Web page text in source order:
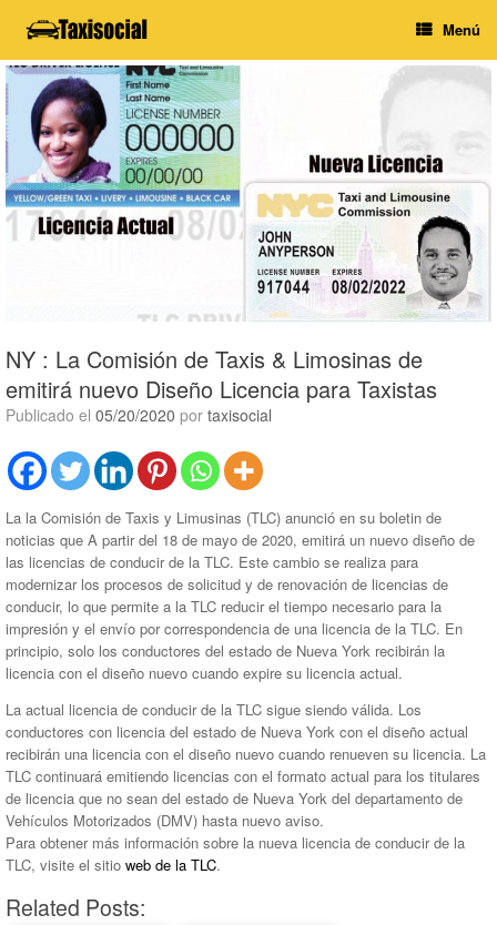
Menú
NY : La Comisión de Taxis & Limosinas de
emitirá nuevo Diseño Licencia para Taxistas
Publicado el 05/20/2020 por taxisocial
La la Comisión de Taxis y Limusinas (TLC) anunció en su boletin de
noticias que A partir del 18 de mayo de 2020, emitirá un nuevo diseño de
las licencias de conducir de la TLC. Este cambio se realiza para
modernizar los procesos de solicitud y de renovación de licencias de
conducir, lo que permite a la TLC reducir el tiempo necesario para la
impresión y el envío por correspondencia de una licencia de la TLC. En
principio, solo los conductores del estado de Nueva York recibirán la
licencia con el diseño nuevo cuando expire su licencia actual.
La actual licencia de conducir de la TLC sigue siendo válida. Los
conductores con licencia del estado de Nueva York con el diseño actual
recibirán una licencia con el diseño nuevo cuando renueven su licencia. La
TLC continuará emitiendo licencias con el formato actual para los titulares
de licencia que no sean del estado de Nueva York del departamento de
Vehículos Motorizados (DMV) hasta nuevo aviso.
Para obtener más información sobre la nueva licencia de conducir de la
TLC, visite el sitio web de la TLC.
Related Posts: